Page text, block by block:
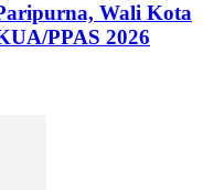
Wali Kota
PPAS 2026